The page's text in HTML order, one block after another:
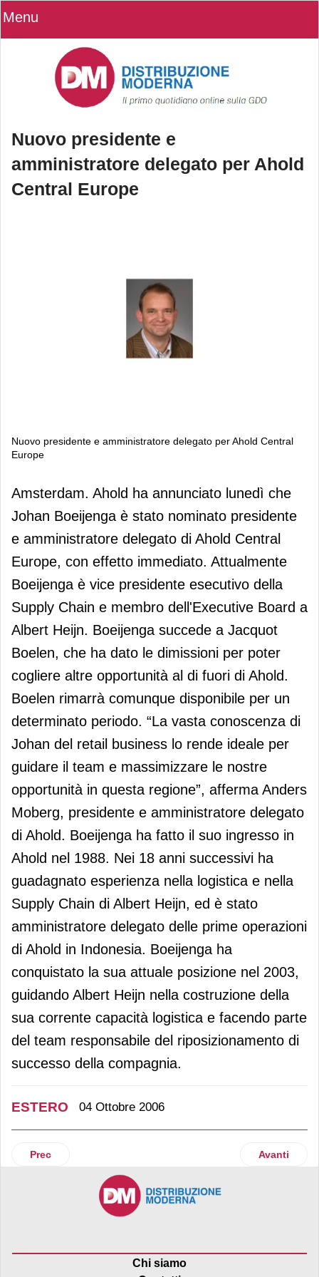
Menu
Nuovo presidente e
amministratore delegato per Ahold
Central Europe
Nuovo presidente e amministratore delegato per Ahold Central
Europe
Nuovo presidente e amministratore
delegato per Ahold Central Europe
Amsterdam. Ahold ha annunciato lunedì che
Johan Boeijenga è stato nominato presidente
e amministratore delegato di Ahold Central
Europe, con effetto immediato. Attualmente
Boeijenga è vice presidente esecutivo della
Supply Chain e membro dell'Executive Board a
Albert Heijn. Boeijenga succede a Jacquot
Boelen, che ha dato le dimissioni per poter
cogliere altre opportunità al di fuori di Ahold.
Boelen rimarrà comunque disponibile per un
determinato periodo. “La vasta conoscenza di
Johan del retail business lo rende ideale per
guidare il team e massimizzare le nostre
opportunità in questa regione”, afferma Anders
Moberg, presidente e amministratore delegato
di Ahold. Boeijenga ha fatto il suo ingresso in
Ahold nel 1988. Nei 18 anni successivi ha
guadagnato esperienza nella logistica e nella
Supply Chain di Albert Heijn, ed è stato
amministratore delegato delle prime operazioni
di Ahold in Indonesia. Boeijenga ha
conquistato la sua attuale posizione nel 2003,
guidando Albert Heijn nella costruzione della
sua corrente capacità logistica e facendo parte
del team responsabile del riposizionamento di
successo della compagnia.
ESTERO 04 Ottobre 2006
Articolo precedente: Wal Mart corregge la stima delle
Prec Articolo
Avanti
Chi siamo